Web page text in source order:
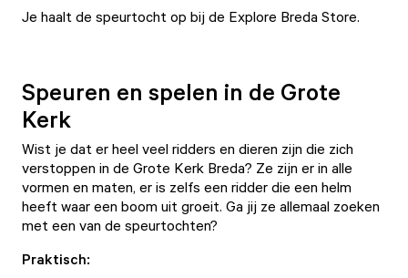
Je haalt de speurtocht op bij de Explore Breda Store.
Speuren en spelen in de Grote
Kerk
Wist je dat er heel veel ridders en dieren zijn die zich
verstoppen in de Grote Kerk Breda? Ze zijn er in alle
vormen en maten, er is zelfs een ridder die een helm
heeft waar een boom uit groeit. Ga jij ze allemaal zoeken
met een van de speurtochten?
Praktisch: